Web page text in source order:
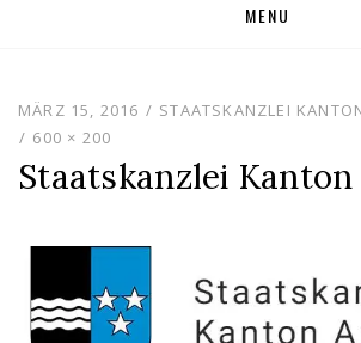
MENU
MÄRZ 15, 2016
STAATSKANZLEI
600 × 200
Staatskanzlei